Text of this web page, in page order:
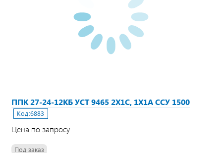
ППК 27-24-12КБ УСТ 9465 2Х1С, 1Х1А ССУ 1500
Код:6883
Цена по запросу
Под заказ